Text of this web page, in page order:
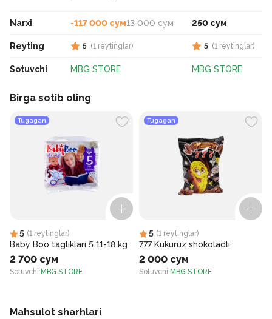
Narxi
Reyting
Sotuvchi
-117 000 сум13 000 сум
5 (1 reytinglar)
MBG STORE
250 сум
5 (1 reytinglar)
MBG STORE
Birga sotib oling
Tugagan
5 (1 reytinglar)
Baby Boo tagliklari 5 11-18 kg
2 700 сум
Sotuvchi: MBG STORE
Tugagan
5 (1 reytinglar)
777 Kukuruz shokoladli
2 000 сум
Sotuvchi: MBG STORE
Mahsulot sharhlari